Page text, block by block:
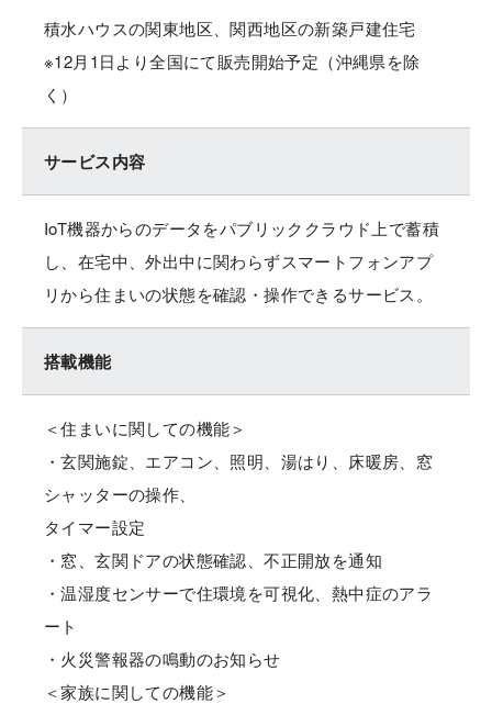
積水ハウスの関東地区、関西地区の新築戸建住宅
※12月1日より全国にて販売開始予定（沖縄県を除
く）
サービス内容
IoT機器からのデータをパブリッククラウド上で蓄積
し、在宅中、外出中に関わらずスマートフォンアプ
リから住まいの状態を確認・操作できるサービス。
搭載機能
＜住まいに関しての機能＞
・玄関施錠、エアコン、照明、湯はり、床暖房、窓
シャッターの操作、
タイマー設定
・窓、玄関ドアの状態確認、不正開放を通知
・温湿度センサーで住環境を可視化、熱中症のアラ
ート
・火災警報器の鳴動のお知らせ
＜家族に関しての機能＞